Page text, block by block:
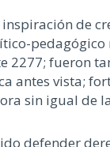
de
fueron
antes vista;
sin igual de
defender